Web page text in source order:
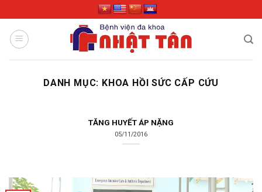
to
content
DANH MỤC: KHOA HỒI SỨC CẤP CỨU
TĂNG HUYẾT ÁP NẶNG
05/11/2016